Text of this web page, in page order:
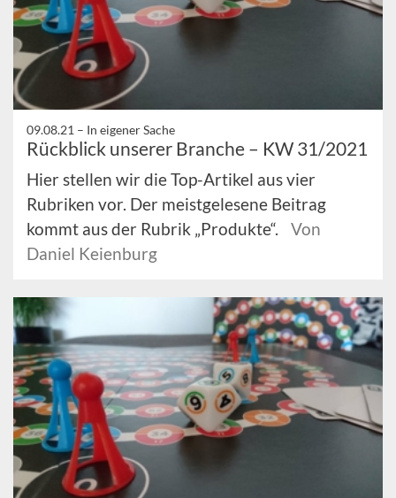
09.08.21 – In eigener Sache
Rückblick unserer Branche – KW 31/2021
Hier stellen wir die Top-Artikel aus vier
Rubriken vor. Der meistgelesene Beitrag
kommt aus der Rubrik „Produkte“.
Von
Daniel Keienburg